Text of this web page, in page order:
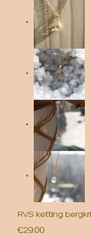
RVS ketting
€29.00